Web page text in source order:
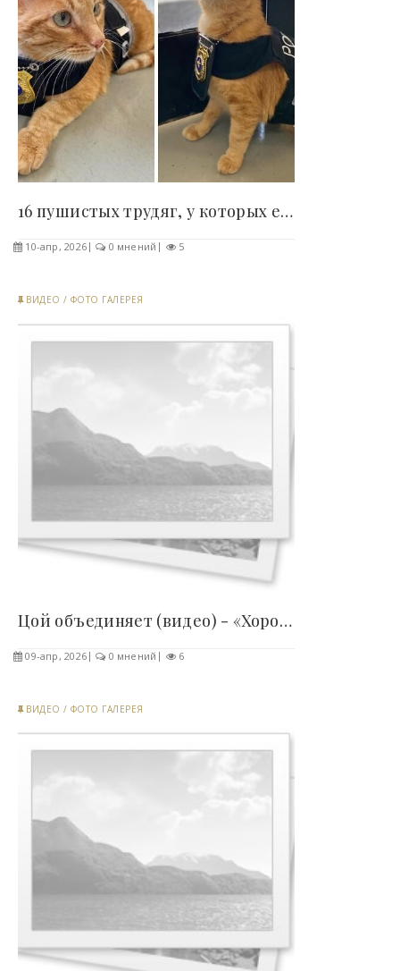
16 пушистых трудяг, у которых есть настоящая..
10-апр, 2026 0 мнений 5
ВИДЕО / ФОТО ГАЛЕРЕЯ
Цой объединяет (видео) - «Хорошее настроение»..
09-апр, 2026 0 мнений 6
ВИДЕО / ФОТО ГАЛЕРЕЯ